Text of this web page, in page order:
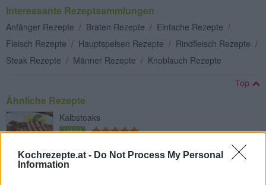
Kochrezepte.at - Do Not Process My Personal
Information
Interessante Rezeptsammlungen
Anfänger Rezepte / Braten Rezepte / Einfache Rezepte /
Fleisch Rezepte / Hauptspeisen Rezepte / Rindfleisch Rezepte /
Steak Rezepte / Männer Rezepte / Knoblauch Rezepte
Top
Ähnliche Rezepte
Kalbsteaks
Leicht
Straußensteak marinieren und richtig